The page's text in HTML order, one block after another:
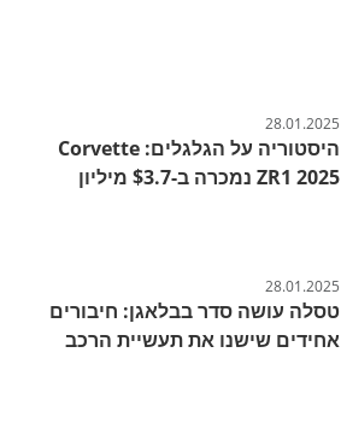
28.01.2025
היסטוריה על הגלגלים: Corvette
ZR1 2025 נמכרה ב-$3.7 מיליון
28.01.2025
טסלה עושה סדר בבלאגן: חיבורים
אחידים שישנו את תעשיית הרכב